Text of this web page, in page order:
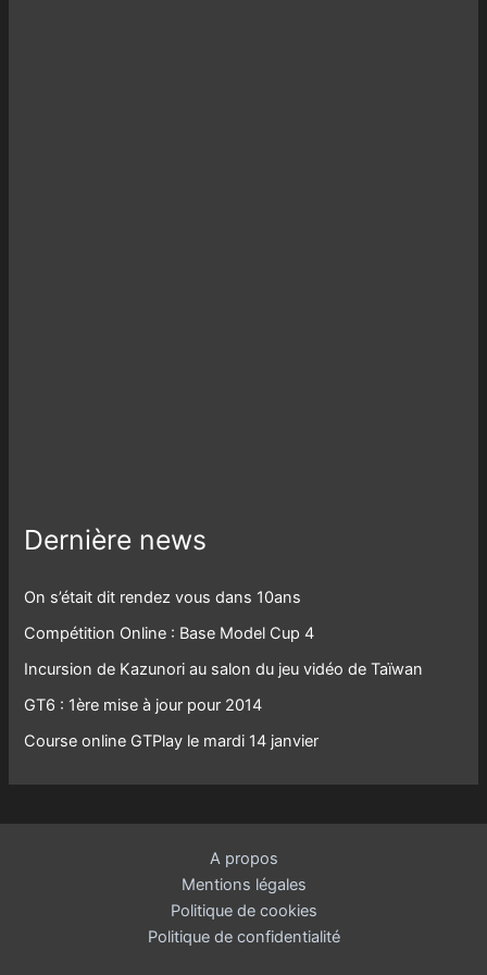
Dernière news
On s’était dit rendez vous dans 10ans
Compétition Online : Base Model Cup 4
Incursion de Kazunori au salon du jeu vidéo de Taïwan
GT6 : 1ère mise à jour pour 2014
Course online GTPlay le mardi 14 janvier
A propos
Mentions légales
Politique de cookies
Politique de confidentialité